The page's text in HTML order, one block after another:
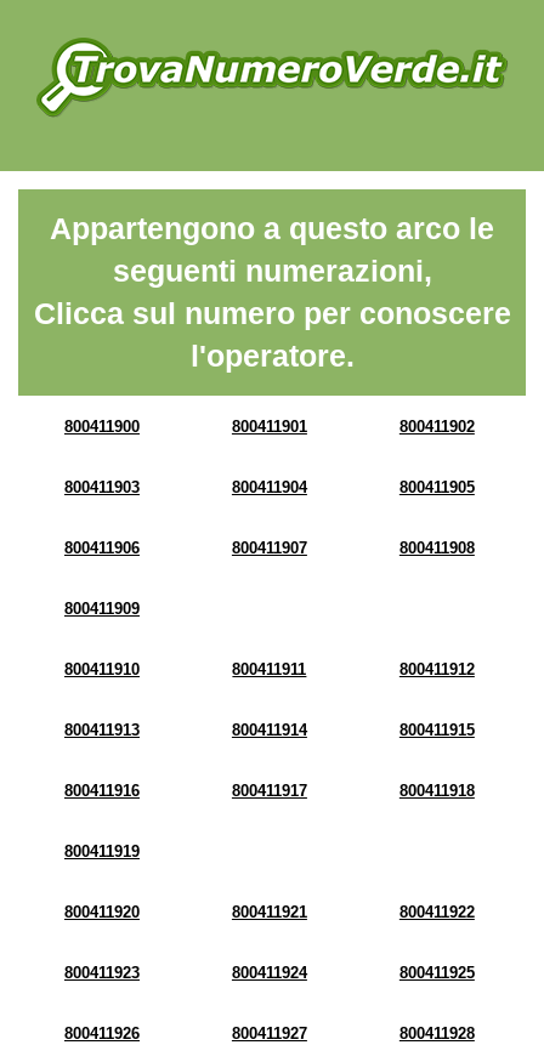
Appartengono a questo arco le
seguenti numerazioni,
Clicca sul numero per conoscere
l'operatore.
800411900 800411901 800411902
800411903 800411904 800411905
800411906 800411907 800411908
800411909
800411910 800411911 800411912
800411913 800411914 800411915
800411916 800411917 800411918
800411919
800411920 800411921 800411922
800411923 800411924 800411925
800411926 800411927 800411928